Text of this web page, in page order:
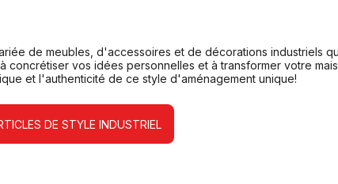
de meubles, d'accessoires et de décorations industriels
vos idées personnelles et à transformer votre
et l'authenticité de ce style d'aménagement unique!
DE STYLE INDUSTRIEL